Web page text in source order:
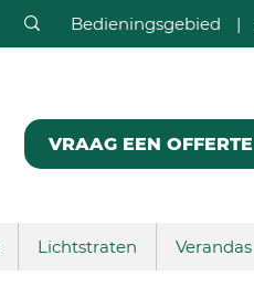
Bedieningsgebied |
VRAAG EEN OFFERTE
Lichtstraten Verandas